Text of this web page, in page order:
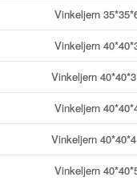
Vinkeljern
Vinkeljern
Vinkeljern
Vinkeljern
Vinkeljern
Vinkeljern